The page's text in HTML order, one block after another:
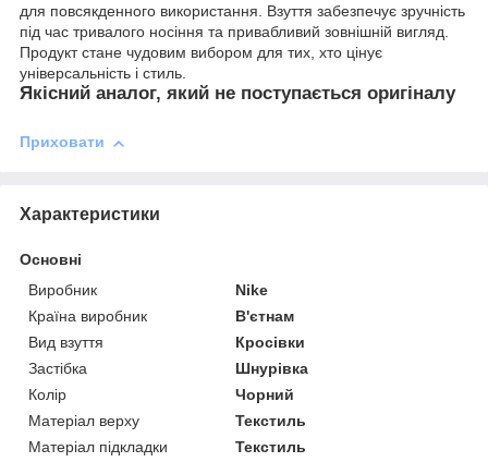
для повсякденного використання. Взуття забезпечує зручність
під час тривалого носіння та привабливий зовнішній вигляд.
Продукт стане чудовим вибором для тих, хто цінує
універсальність і стиль.
Якісний аналог, який не поступається оригіналу
Приховати
Характеристики
Основні
Виробник
Nike
Країна виробник
В'єтнам
Вид взуття
Кросівки
Застібка
Шнурівка
Колір
Чорний
Матеріал верху
Текстиль
Матеріал підкладки
Текстиль